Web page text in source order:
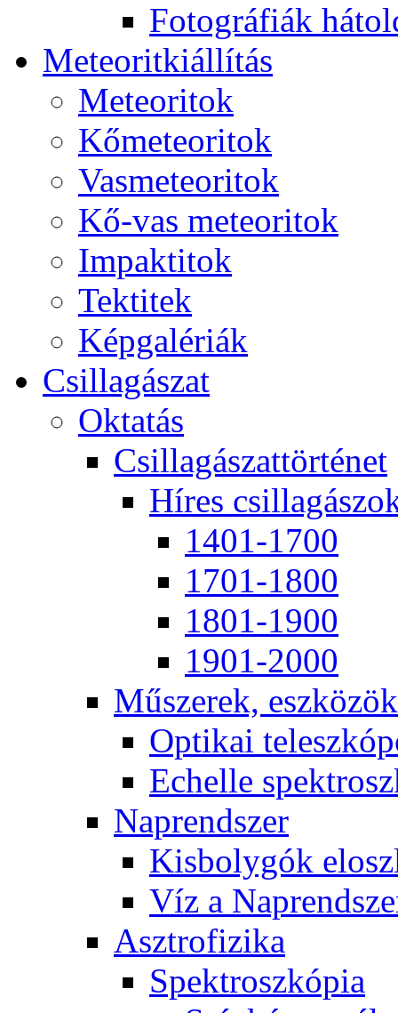
Fo­tog­rá­fi­ák
Me­te­o­rit­ki­ál­lí­tás
Me­te­o­ri­tok
Kő­me­te­o­ri­tok
Vas­me­te­o­ri­tok
Kő-vas me­te­o­ri­tok
Imp­ak­ti­tok
Tek­ti­tek
Kép­ga­lé­ri­ák
Csil­la­gá­szat
Ok­ta­tás
Csil­la­gá­szat­tör­té­net
Hí­res
1401-1700
1701-1800
1801-1900
1901-2000
Mű­sze­rek, esz­kö­zök
Op­ti­kai
Echel­le
Nap­rend­szer
Kis­boly­gók
Víz a
Aszt­ro­fi­zi­ka
Spekt­rosz­kó­pia